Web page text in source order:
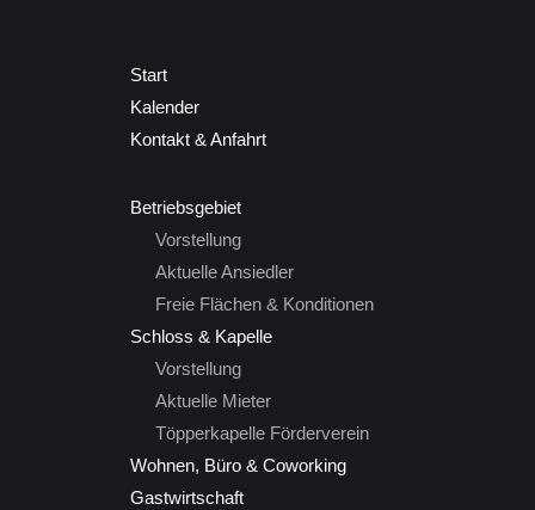
Start
Kalender
Kontakt & Anfahrt
Betriebsgebiet
Vorstellung
Aktuelle Ansiedler
Freie Flächen & Konditionen
Schloss & Kapelle
Vorstellung
Aktuelle Mieter
Töpperkapelle Förderverein
Wohnen, Büro & Coworking
Gastwirtschaft